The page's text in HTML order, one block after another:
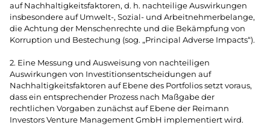
auf Nachhaltigkeitsfaktoren, d. h. nachteilige Auswirkungen
insbesondere auf Umwelt-, Sozial- und Arbeitnehmerbelange,
die Achtung der Menschenrechte und die Bekämpfung von
Korruption und Bestechung (sog. „Principal Adverse Impacts“).
2. Eine Messung und Ausweisung von nachteiligen
Auswirkungen von Investitionsentscheidungen auf
Nachhaltigkeitsfaktoren auf Ebene des Portfolios setzt voraus,
dass ein entsprechender Prozess nach Maßgabe der
rechtlichen Vorgaben zunächst auf Ebene der Reimann
Investors Venture Management GmbH implementiert wird.